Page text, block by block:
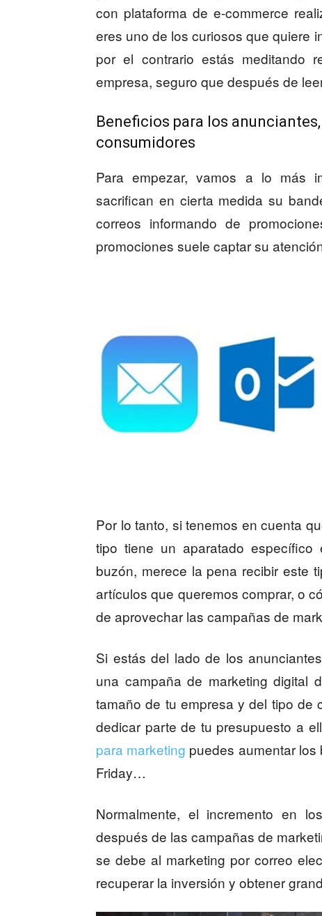
con plataforma de e-commerce
eres uno de los curiosos que quiere
por el contrario estás meditando
empresa, seguro que después de
Beneficios para los
consumidores
Para empezar, vamos a lo más
sacrifican en cierta medida su
correos informando de
promociones suele captar su
Por lo tanto, si tenemos en cuenta
tipo tiene un aparatado
buzón, merece la pena recibir este
artículos que queremos comprar, o
de aprovechar las campañas de
Si estás del lado de los
una campaña de marketing digital
tamaño de tu empresa y del tipo de
dedicar parte de tu presupuesto a
para marketing puedes aumentar
Friday…
Normalmente, el incremento en
después de las campañas de
se debe al marketing por correo
recuperar la inversión y obtener